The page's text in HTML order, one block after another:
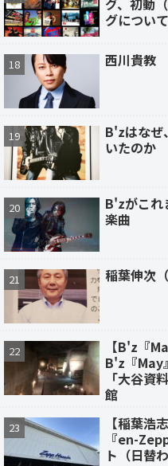
グ、初動
グについ
西川貴教
B'zはなぜ
いたのか
B'zがこれ
楽曲
稲葉伸次
【B'z『
B'z『May
「大谷資
館
【稲葉浩
『en-
ト（日替